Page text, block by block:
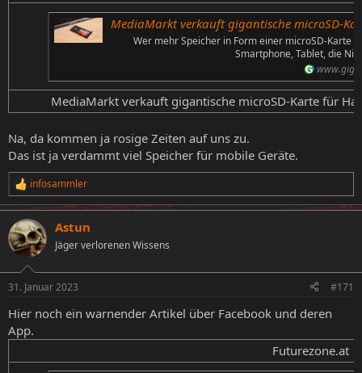
MediaMarkt verkauft gigantische microSD-Karte für
Wer mehr Speicher in Form einer microSD-Karte
Smartphone, Tablet, die
MediaMarkt verkauft gigantische microSD-Karte für
Na, da kommen ja rosige Zeiten auf uns zu.
Das ist ja verdammt viel Speicher für mobile Geräte.
R
e
a
k
t
i
e
:
infosammler
Astun
Jäger verlorenen Wissens
31. Januar 2023 #171
Hier noch ein warnender Artikel über Facebook und deren
App.
Futurezone.at​